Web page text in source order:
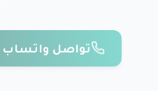
تواصل واتساب